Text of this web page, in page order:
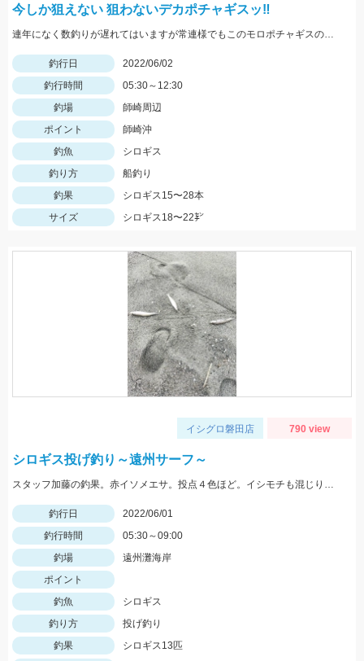
今しか狙えない 狙わないデカポチャギスッ‼︎
連年になく数釣りが遅れてはいますが常連様でもこのモロポチャギスのデカさには かなり魅力的みたいですよッ(^-^)♡
釣行日
2022/06/02
釣行時間
05:30～12:30
釣場
師崎周辺
ポイント
師崎沖
釣魚
シロギス
釣り方
船釣り
釣果
シロギス15〜28本
サイズ
シロギス18〜22㌢
イシグロ磐田店 790 view
シロギス投げ釣り～遠州サーフ～
スタッフ加藤の釣果。赤イソメエサ。投点４色ほど。イシモチも混じりました。
釣行日
2022/06/01
釣行時間
05:30～09:00
釣場
遠州灘海岸
ポイント
釣魚
シロギス
釣り方
投げ釣り
釣果
シロギス13匹